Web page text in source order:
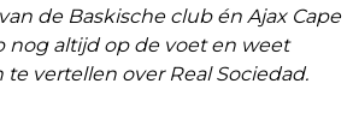
de Baskische club én Ajax Cape
nog altijd op de voet en weet
vertellen over Real Sociedad.